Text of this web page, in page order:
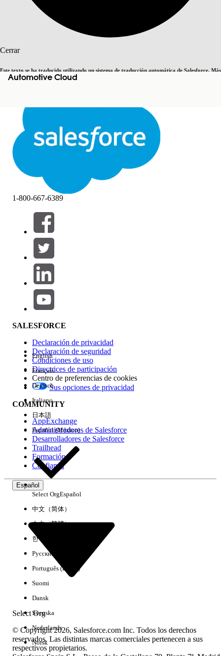
Cerrar
Este texto se ha traducido utilizando un sistema de traducción automática de Salesforce. Más
informaciónaquí Cambiar a inglés
Cerrar Cerrar
Automotive Cloud
Buscar
Filtros (0)
SELECCIONAR FILTROS
Área de productos
Repercusión de función
Edición
Experiencia
No hay resultados
1-800-667-6389
SALESFORCE
Declaración de privacidad
Declaración de seguridad
Condiciones de uso
Directrices de participación
Centro de preferencias de cookies
Sus opciones de privacidad
COMMUNITY
AppExchange
Administradores de Salesforce
Desarrolladores de Salesforce
Trailhead
Formación
Confianza
Español
Select Org
English
Français
Deutsch
Italiano
日本語
Español (México)
Select OrgEspañol
中文（简体）
中文（繁體）
한국어
Русский
Português (Brasil)
Suomi
Dansk
Svenska
Nederlands
Norsk
© Copyright 2026, Salesforce.com Inc. Todos los derechos
reservados. Las distintas marcas comerciales pertenecen a sus
respectivos propietarios.